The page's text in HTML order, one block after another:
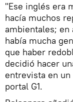
"Ese inglés era
hacía muchos
ambientales; en
había mucha
que haber
decidió hacer
entrevista en un
portal G1.